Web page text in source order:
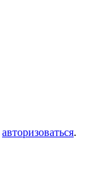
авторизоваться.